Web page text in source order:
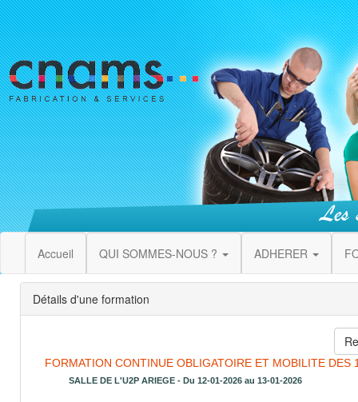
Accueil QUI SOMMES-NOUS ? ADHERER
Détails d'une formation
FORMATION CONTINUE OBLIGATOIRE ET MOBILITE DES
SALLE DE L'U2P ARIEGE - Du 12-01-2026 au 13-01-2026